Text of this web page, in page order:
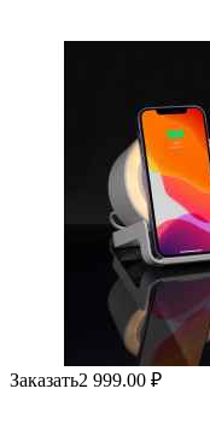
Заказать2 999.00 ₽